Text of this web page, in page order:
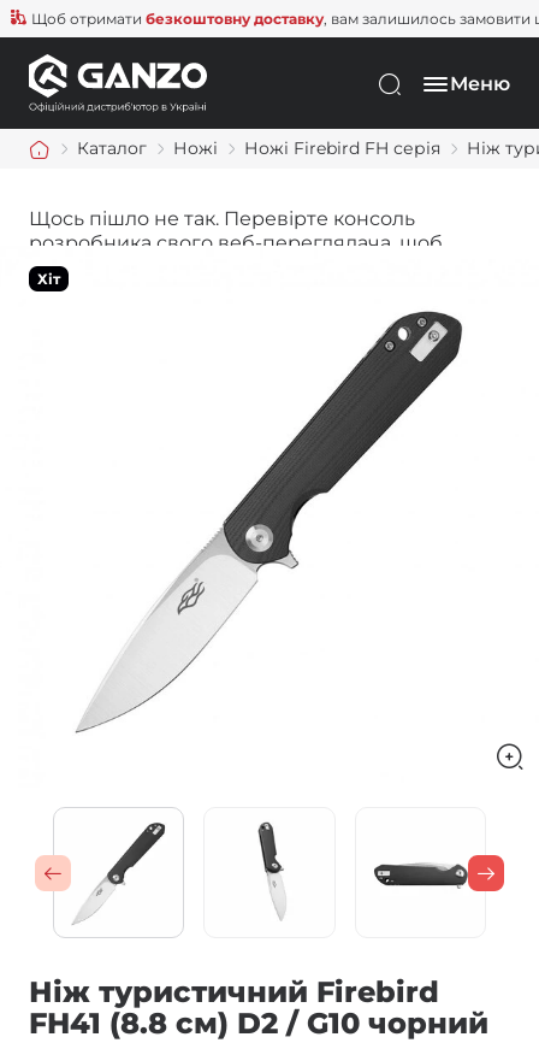
отриматибезкоштовну доставку, вам залишилось замовити ще
Меню
Каталог Ножі Ножі Firebird FH серія Ніж
Щось пішло не так. Перевірте консоль
розробника свого веб-переглядача, щоб
дізнатися більше.
Хіт
Ніж туристичний Firebird
FH41 (8.8 см) D2 / G10 чорний